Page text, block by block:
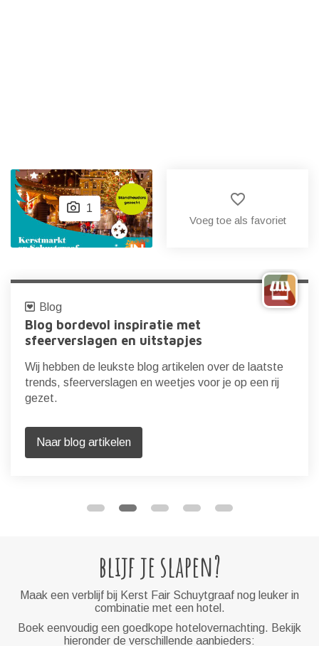
1
favorite_border
Voeg toe als favoriet
Blog
Blog bordevol inspiratie met
sfeerverslagen en uitstapjes
Wij hebben de leukste blog artikelen over de laatste
trends, sfeerverslagen en weetjes voor je op een rij
gezet.
Naar blog artikelen
blijf je slapen?
Maak een verblijf bij Kerst Fair Schuytgraaf nog leuker in
combinatie met een hotel.
Boek eenvoudig een goedkope hotelovernachting. Bekijk
hieronder de verschillende aanbieders: